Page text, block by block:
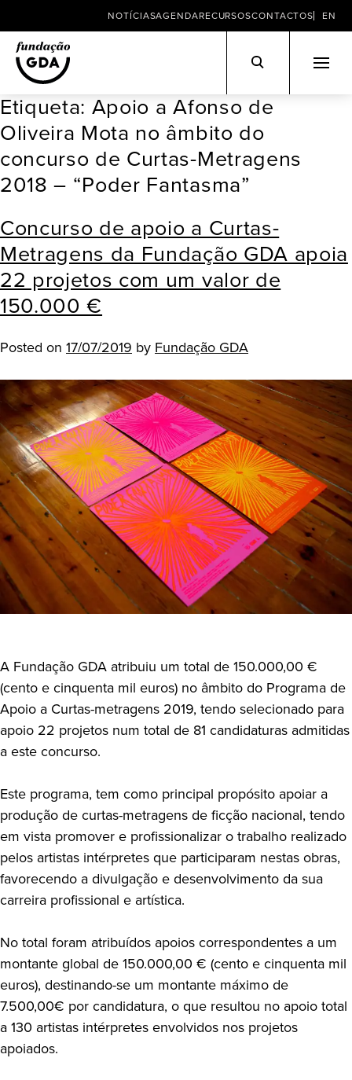
Skip
to
content
NOTÍCIASAGENDARECURSOSCONTACTOS EN
Etiqueta: Apoio a Afonso de
Oliveira Mota no âmbito do
concurso de Curtas-Metragens
2018 – “Poder Fantasma”
Concurso de apoio a Curtas-
Metragens da Fundação GDA apoia
22 projetos com um valor de
150.000 €
Posted on 17/07/2019 by Fundação GDA
A Fundação GDA atribuiu um total de 150.000,00 €
(cento e cinquenta mil euros) no âmbito do Programa de
Apoio a Curtas-metragens 2019, tendo selecionado para
apoio 22 projetos num total de 81 candidaturas admitidas
a este concurso.
Este programa, tem como principal propósito apoiar a
produção de curtas-metragens de ficção nacional, tendo
em vista promover e profissionalizar o trabalho realizado
pelos artistas intérpretes que participaram nestas obras,
favorecendo a divulgação e desenvolvimento da sua
carreira profissional e artística.
No total foram atribuídos apoios correspondentes a um
montante global de 150.000,00 € (cento e cinquenta mil
euros), destinando-se um montante máximo de
7.500,00€ por candidatura, o que resultou no apoio total
a 130 artistas intérpretes envolvidos nos projetos
apoiados.